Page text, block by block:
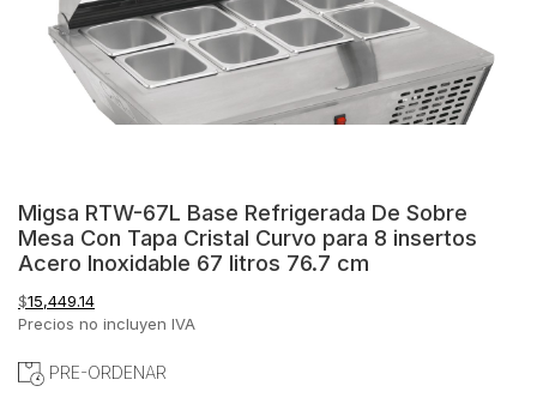
Migsa RTW-67L Base Refrigerada De Sobre
Mesa Con Tapa Cristal Curvo para 8 insertos
Acero Inoxidable 67 litros 76.7 cm
$15,449.14
Precios no incluyen IVA
PRE-ORDENAR